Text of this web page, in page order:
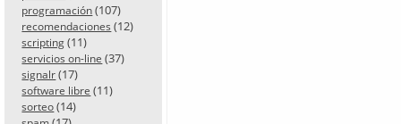
programación (107)
recomendaciones (12)
scripting (11)
servicios on-line (37)
signalr (17)
software libre (11)
sorteo (14)